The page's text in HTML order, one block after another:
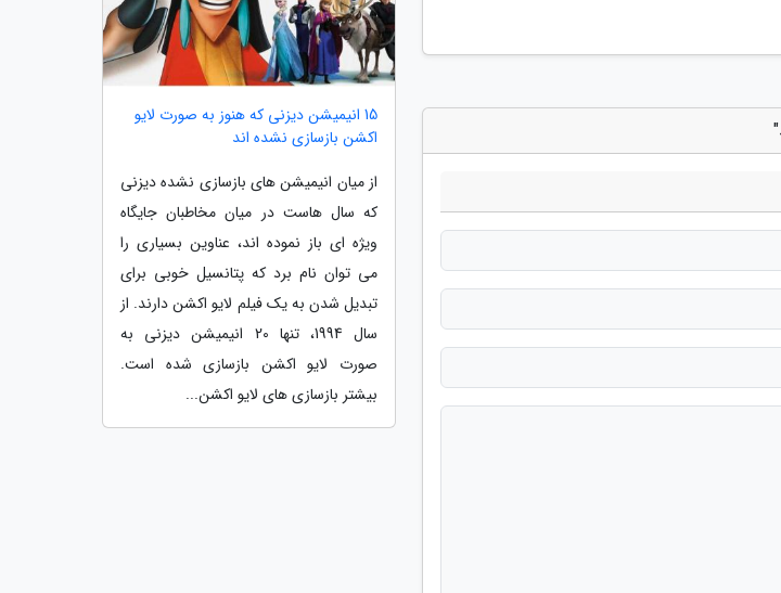
15 انیمیشن دیزنی که هنوز به صورت لایو
اکشن بازسازی نشده اند
از میان انیمیشن های بازسازی نشده دیزنی
که سال هاست در میان مخاطبان جایگاه
ویژه ای باز نموده اند، عناوین بسیاری را
می توان نام برد که پتانسیل خوبی برای
تبدیل شدن به یک فیلم لایو اکشن دارند. از
سال 1994، تنها 20 انیمیشن دیزنی به
صورت لایو اکشن بازسازی شده است.
بیشتر بازسازی های لایو اکشن...